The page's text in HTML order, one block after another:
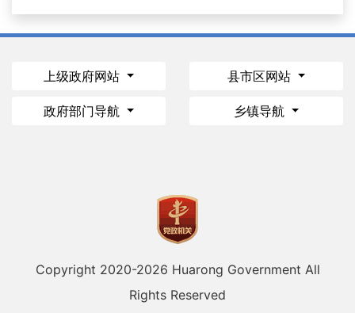
上级政府网站 县市区网站
政府部门导航 乡镇导航
Copyright 2020-2026 Huarong Government All
Rights Reserved